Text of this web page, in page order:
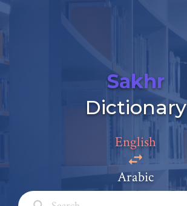
Sakhr
Dictionary
English
Arabic
Add a comment
Full Name: *